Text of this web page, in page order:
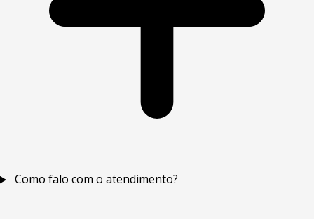
Como falo com o atendimento?